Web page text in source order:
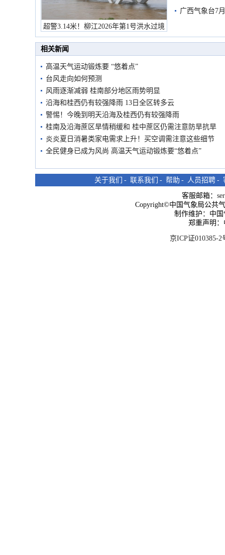
超警3.14米！柳江2026年第1号洪水过境
市民在堤岸见证汛况
预警
广西气象台7
相关新闻
高温天气运动锻炼要 “悠着点”
台风走向如何预测
风雨逐渐减弱 桂南部分地区雨势明显
沿海和桂西仍有较强降雨 13日全区转多云
警惕！今晚到明天沿海及桂西仍有较强降雨
桂南及沿海蔗区旱情稍缓和 桂中蔗区仍需注意防旱抗旱
炎炎夏日消暑类家电需求上升！买空调需注意这些细节
全民健身已成为风尚 高温天气运动锻炼要“悠着点”
关于我们 - 联系我们 - 帮助 - 人员招聘 -
客服邮箱：
Copyright©中国气象局公共
制作维护：中
郑重声明
京ICP证010385-2